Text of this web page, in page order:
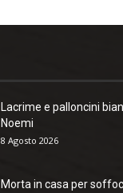
Lacrime e palloncini
Noemi
8 Agosto 2026
Morta in casa per